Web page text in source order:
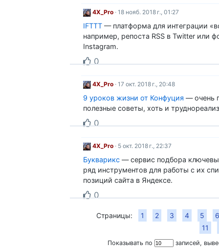
4X_Pro · 18 нояб. 2018 г., 01:27
IFTTT — платформа для интеграции
например, репоста RSS в Twitter или
Instagram.
0
4X_Pro · 17 окт. 2018 г., 20:48
9 уроков жизни от Конфуция — очень
полезные советы, хоть и
0
4X_Pro · 5 окт. 2018 г., 22:37
Букварикс — сервис подбора
ряд инструментов для работы с их
позиций сайта в Яндексе.
0
Страницы: 1 2 3 4 5
6
11
Показывать по
записей,